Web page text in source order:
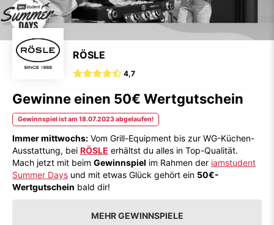
RÖSLE
4,7
Gewinne einen 50€ Wertgutschein
Gewinnspiel ist am 18.07.2023 abgelaufen!
Immer mittwochs: Vom Grill-Equipment bis zur WG-Küchen-
Ausstattung, bei RÖSLE erhältst du alles in Top-Qualität.
Mach jetzt mit beim Gewinnspiel im Rahmen der iamstudent
Summer Days und mit etwas Glück gehört ein 50€-
Wertgutschein bald dir!
MEHR GEWINNSPIELE